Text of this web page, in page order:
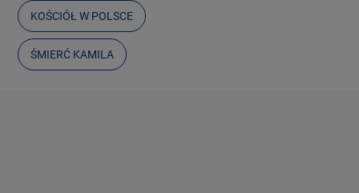
KOŚCIÓŁ W POLSCE
ŚMIERĆ KAMILA